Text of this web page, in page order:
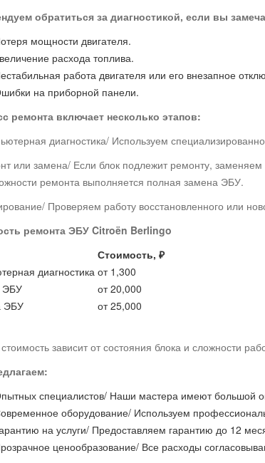
обратиться за диагностикой, если вы
мощности двигателя.
расхода топлива.
работа двигателя или его внезапное
на приборной панели.
ремонта включает несколько этапов:
диагностика/ Используем
или замена/ Если блок подлежит ремонту,
ремонта выполняется полная замена ЭБУ.
Проверяем работу восстановленного или
ремонта ЭБУ Citroën Berlingo
Стоимость, ₽
диагностика от 1,300
ЭБУ
от 20,000
ЭБУ
от 25,000
зависит от состояния блока и сложности
специалистов/ Наши мастера имеют большой
оборудование/ Используем
на услуги/ Предоставляем гарантию до 12
ценообразование/ Все расходы